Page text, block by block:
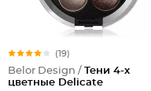
(19)
Belor Design / Тени 4-х
цветные Delicate